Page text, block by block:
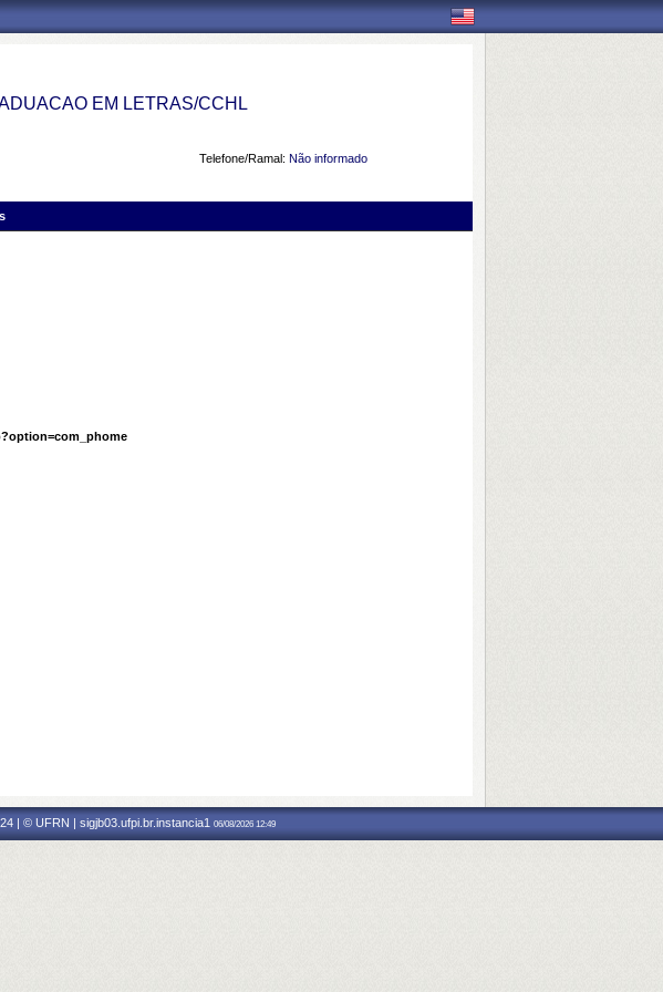
EM LETRAS/CCHL
Telefone/Ramal: Não informado
| © UFRN | sigjb03.ufpi.br.instancia1 06/08/2026 12:49